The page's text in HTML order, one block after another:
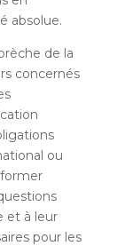
absolue.
de la
concernés
ou
et à leur
pour les